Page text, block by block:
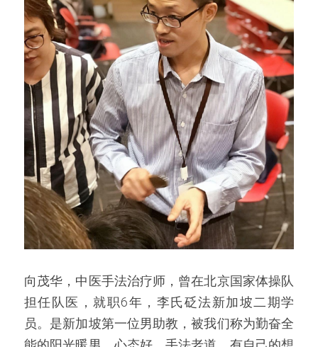
向茂华，中医手法治疗师，曾在北京国家体操队
担任队医，就职6年，李氏砭法新加坡二期学
员。是新加坡第一位男助教，被我们称为勤奋全